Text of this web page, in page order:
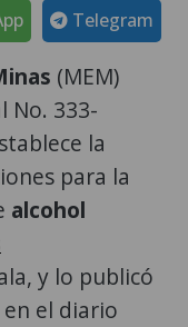
Telegram
(MEM)
No. 333-
la
para la
alcohol
y lo publicó
el diario